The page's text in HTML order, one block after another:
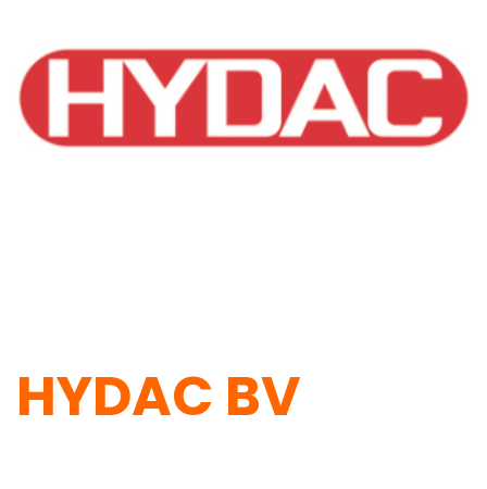
HYDAC BV